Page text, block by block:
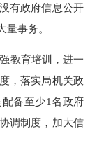
有政府信息公开
事务。
教育培训，进一
，落实局机关政
备至少1名政府
调制度，加大信